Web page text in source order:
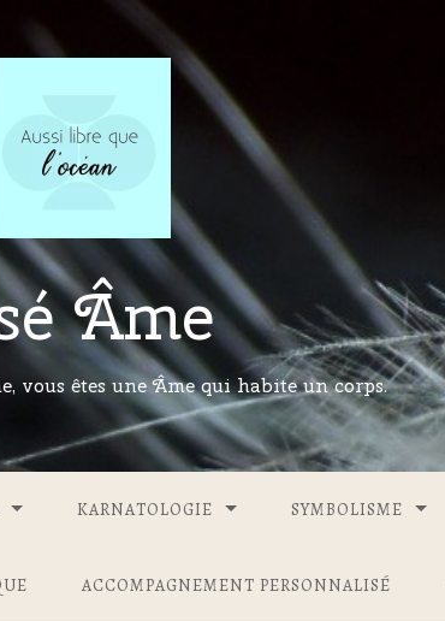
Âme
vous êtes une Âme qui habite un corps.
KARNATOLOGIE SYMBOLISME
ACCOMPAGNEMENT PERSONNALISÉ